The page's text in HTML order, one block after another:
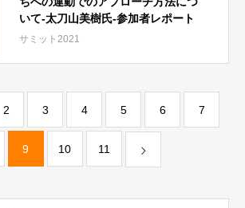
いて-太刀山美樹氏-参加者レポート
サミット2021
2 3 4 5 6 7
9 10 11